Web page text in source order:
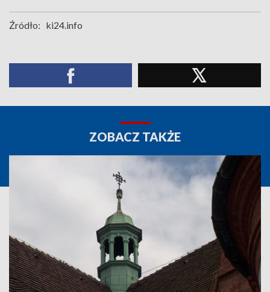
Źródło: ki24.info
ZOBACZ TAKŻE